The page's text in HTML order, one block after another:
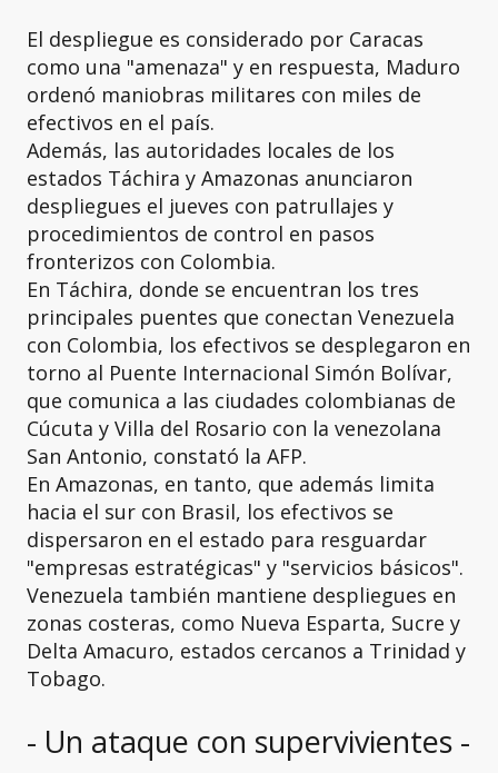
El despliegue es considerado por Caracas
como una "amenaza" y en respuesta, Maduro
ordenó maniobras militares con miles de
efectivos en el país.
Además, las autoridades locales de los
estados Táchira y Amazonas anunciaron
despliegues el jueves con patrullajes y
procedimientos de control en pasos
fronterizos con Colombia.
En Táchira, donde se encuentran los tres
principales puentes que conectan Venezuela
con Colombia, los efectivos se desplegaron en
torno al Puente Internacional Simón Bolívar,
que comunica a las ciudades colombianas de
Cúcuta y Villa del Rosario con la venezolana
San Antonio, constató la AFP.
En Amazonas, en tanto, que además limita
hacia el sur con Brasil, los efectivos se
dispersaron en el estado para resguardar
"empresas estratégicas" y "servicios básicos".
Venezuela también mantiene despliegues en
zonas costeras, como Nueva Esparta, Sucre y
Delta Amacuro, estados cercanos a Trinidad y
Tobago.
- Un ataque con supervivientes -